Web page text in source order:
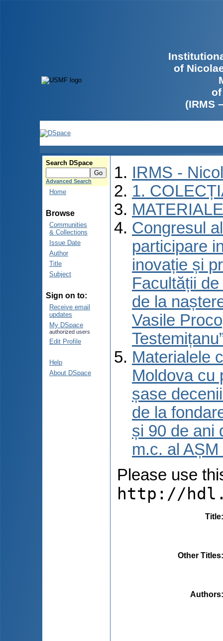
of
(IRMS
Search DSpace
Advanced Search
Home
Browse
Communities
& Collections
Issue Date
Author
Title
Subject
Sign on to:
Receive email
updates
My DSpace
authorized users
Edit Profile
Help
About DSpace
IRMS -
1.
Congresul
participare
inovație și
Facultății
de la
Vasile
Materialele
Moldova cu
șase
de la
și 90 de ani
m.c. al
Please use
http://
Title
Other Titles
Authors